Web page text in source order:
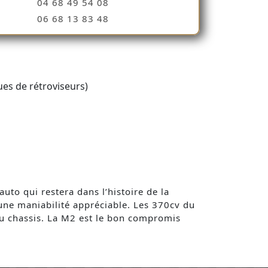
04 68 49 54 08
06 68 13 83 48
de rétroviseurs)
qui restera dans l’histoire de la
maniabilité appréciable. Les 370cv du
La M2 est le bon compromis